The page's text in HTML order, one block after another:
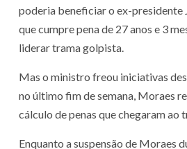
poderia beneficiar o ex-presidente
que cumpre pena de 27 anos e 3
liderar trama golpista.
Mas o ministro freou iniciativas
no último fim de semana, Moraes
cálculo de penas que chegaram ao
Enquanto a suspensão de Moraes